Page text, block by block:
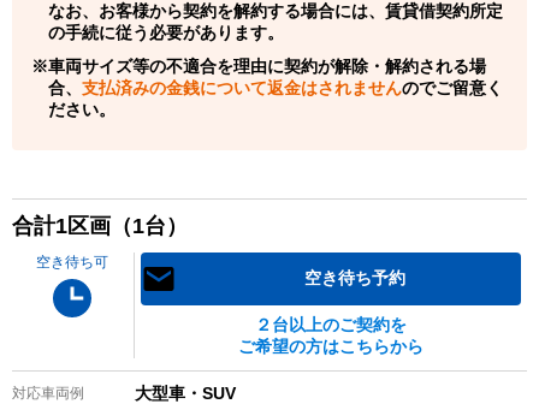
なお、お客様から契約を解約する場合には、賃貸借契約所定
の手続に従う必要があります。
車両サイズ等の不適合を理由に契約が解除・解約される場
合、 支払済みの金銭について返金はされませんのでご留意く
ださい。
合計1区画（1台）
空き待ち可
空き待ち予約
２台以上のご契約を
ご希望の方はこちらから
対応車両例 大型車・SUV